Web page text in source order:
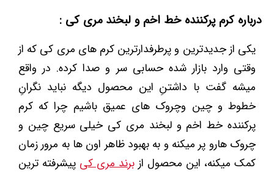
درباره کرم پرکننده خط اخم و لبخند مری کی :
یکی از جدیدترین و پرطرفدارترین کرم های مری کی که از
وقتی وارد بازار شده حسابی سر و صدا کرده. در واقع
میشه گفت با داشتنِ این محصول دیگه نباید نگرانِ
خطوط و چین وچروک های عمیق باشیم چرا که کرم
پرکننده خط اخم و لبخند مری کی خیلی سریع چین و
چروک هارو پر میکنه و به بهبود ظاهر اون ها به مرور زمان
کمک میکنه، این محصول از برند مری کی پیشرفته ترین